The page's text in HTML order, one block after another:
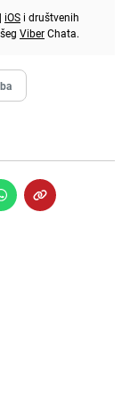
| iOS i društvenih
ViberChata.